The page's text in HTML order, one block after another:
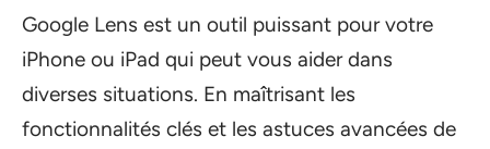
Google Lens est un outil puissant pour votre
iPhone ou iPad qui peut vous aider dans
diverses situations. En maîtrisant les
fonctionnalités clés et les astuces avancées de